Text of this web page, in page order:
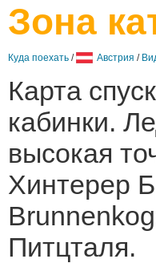
Зона
Куда поехать / Австрия /
Карта
кабинки.
высокая
Хинтерер
Питцталя.